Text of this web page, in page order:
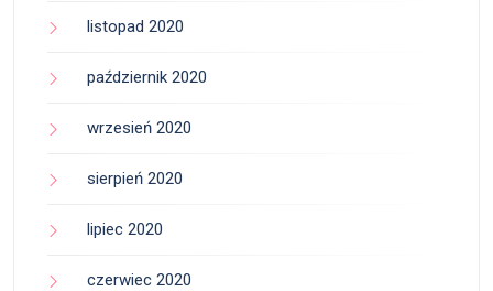
listopad 2020
październik 2020
wrzesień 2020
sierpień 2020
lipiec 2020
czerwiec 2020